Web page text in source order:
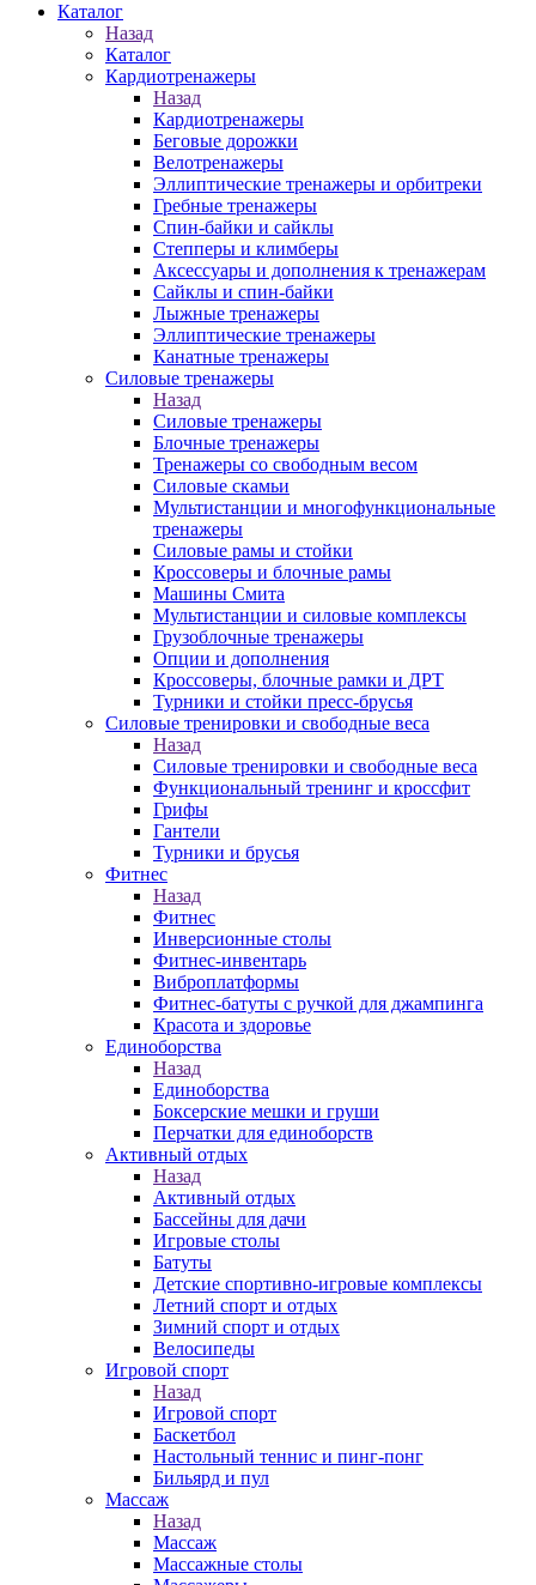
Каталог
Назад
Каталог
Кардиотренажеры
Назад
Кардиотренажеры
Беговые дорожки
Велотренажеры
Эллиптические тренажеры и орбитреки
Гребные тренажеры
Спин-байки и сайклы
Степперы и климберы
Аксессуары и дополнения к тренажерам
Сайклы и спин-байки
Лыжные тренажеры
Эллиптические тренажеры
Канатные тренажеры
Силовые тренажеры
Назад
Силовые тренажеры
Блочные тренажеры
Тренажеры со свободным весом
Силовые скамьи
Мультистанции и многофункциональные
тренажеры
Силовые рамы и стойки
Кроссоверы и блочные рамы
Машины Смита
Мультистанции и силовые комплексы
Грузоблочные тренажеры
Опции и дополнения
Кроссоверы, блочные рамки и ДРТ
Турники и стойки пресс-брусья
Силовые тренировки и свободные веса
Назад
Силовые тренировки и свободные веса
Функциональный тренинг и кроссфит
Грифы
Гантели
Турники и брусья
Фитнес
Назад
Фитнес
Инверсионные столы
Фитнес-инвентарь
Виброплатформы
Фитнес-батуты с ручкой для джампинга
Красота и здоровье
Единоборства
Назад
Единоборства
Боксерские мешки и груши
Перчатки для единоборств
Активный отдых
Назад
Активный отдых
Бассейны для дачи
Игровые столы
Батуты
Детские спортивно-игровые комплексы
Летний спорт и отдых
Зимний спорт и отдых
Велосипеды
Игровой спорт
Назад
Игровой спорт
Баскетбол
Настольный теннис и пинг-понг
Бильярд и пул
Массаж
Назад
Массаж
Массажные столы